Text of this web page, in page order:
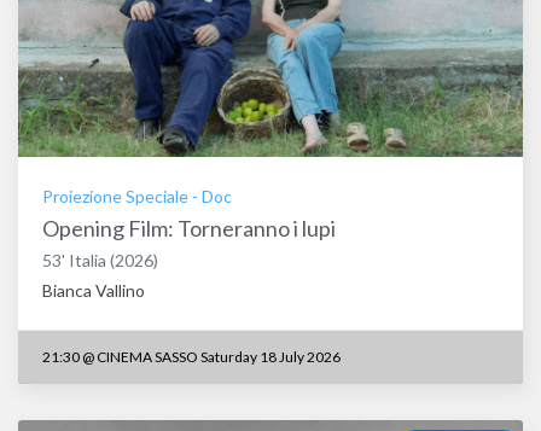
Proiezione Speciale - Doc
Opening Film: Torneranno i lupi
53' Italia (2026)
Bianca Vallino
21:30 @ CINEMA SASSO Saturday 18 July 2026